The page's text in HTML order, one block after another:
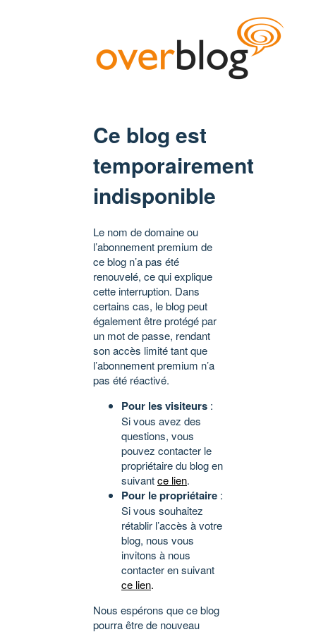
Ce blog est
temporairement
indisponible
Le nom de domaine ou
l’abonnement premium de
ce blog n’a pas été
renouvelé, ce qui explique
cette interruption. Dans
certains cas, le blog peut
également être protégé par
un mot de passe, rendant
son accès limité tant que
l’abonnement premium n’a
pas été réactivé.
Pour les visiteurs :
Si vous avez des
questions, vous
pouvez contacter le
propriétaire du blog en
suivantce lien.
Pour le propriétaire :
Si vous souhaitez
rétablir l’accès à votre
blog, nous vous
invitons à nous
contacter en suivant
ce lien.
Nous espérons que ce blog
pourra être de nouveau